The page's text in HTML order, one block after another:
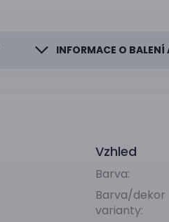
INFORMACE O BALENÍ
Vzhled
Barva:
Barva/dekor
varianty: